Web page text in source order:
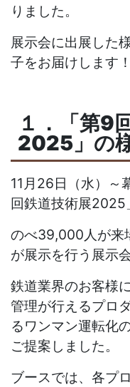
りました。
展示会に出展した
子をお届けします！
１．「第9
2025」の
11 月 26日（水）～
回鉄道技術展2025
のべ39,000人が来
が展示を行う展示会
鉄道業界のお客様
管理が行えるプロ
るワンマン運転化
ご提案しました。
ブースでは、各プ